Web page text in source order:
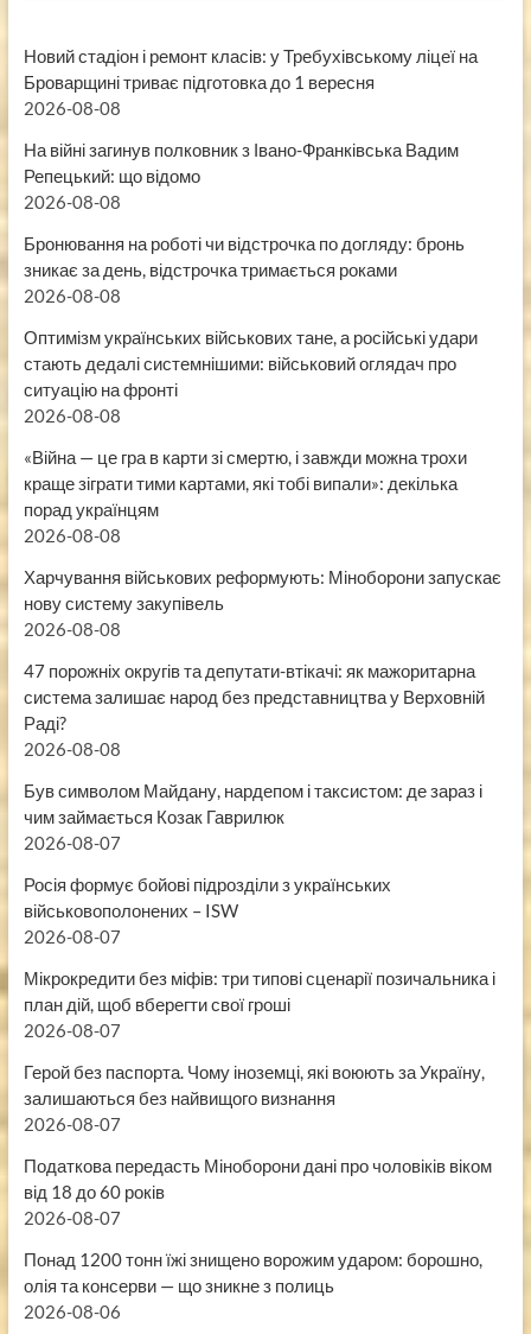
Новий стадіон і ремонт класів: у Требухівському ліцеї на
Броварщині триває підготовка до 1 вересня
2026-08-08
На війні загинув полковник з Івано-Франківська Вадим
Репецький: що відомо
2026-08-08
Бронювання на роботі чи відстрочка по догляду: бронь
зникає за день, відстрочка тримається роками
2026-08-08
Оптимізм українських військових тане, а російські удари
стають дедалі системнішими: військовий оглядач про
ситуацію на фронті
2026-08-08
«Війна — це гра в карти зі смертю, і завжди можна трохи
краще зіграти тими картами, які тобі випали»: декілька
порад українцям
2026-08-08
Харчування військових реформують: Міноборони запускає
нову систему закупівель
2026-08-08
47 порожніх округів та депутати-втікачі: як мажоритарна
система залишає народ без представництва у Верховній
Раді?
2026-08-08
Був символом Майдану, нардепом і таксистом: де зараз і
чим займається Козак Гаврилюк
2026-08-07
Росія формує бойові підрозділи з українських
військовополонених – ISW
2026-08-07
Мікрокредити без міфів: три типові сценарії позичальника і
план дій, щоб вберегти свої гроші
2026-08-07
Герой без паспорта. Чому іноземці, які воюють за Україну,
залишаються без найвищого визнання
2026-08-07
Податкова передасть Міноборони дані про чоловіків віком
від 18 до 60 років
2026-08-07
Понад 1200 тонн їжі знищено ворожим ударом: борошно,
олія та консерви — що зникне з полиць
2026-08-06